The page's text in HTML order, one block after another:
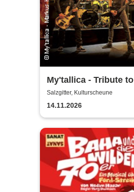
My'tallica - Tribute to
Metallica
Salzgitter, Kulturscheune
14.11.2026